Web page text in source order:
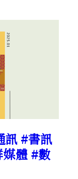
訊 #書訊
體 #數